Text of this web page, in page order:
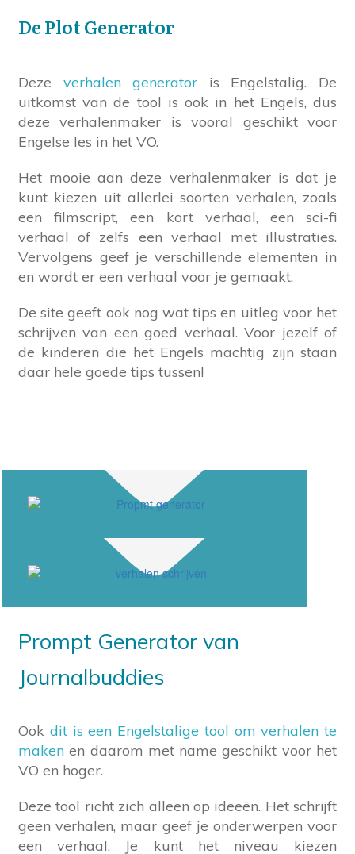
De Plot Generator
Deze verhalen generator is Engelstalig. De
uitkomst van de tool is ook in het Engels, dus
deze verhalenmaker is vooral geschikt voor
Engelse les in het VO.
Het mooie aan deze verhalenmaker is dat je
kunt kiezen uit allerlei soorten verhalen, zoals
een filmscript, een kort verhaal, een sci-fi
verhaal of zelfs een verhaal met illustraties.
Vervolgens geef je verschillende elementen in
en wordt er een verhaal voor je gemaakt.
De site geeft ook nog wat tips en uitleg voor het
schrijven van een goed verhaal. Voor jezelf of
de kinderen die het Engels machtig zijn staan
daar hele goede tips tussen!
Prompt Generator van
Journalbuddies
Ook dit is een Engelstalige tool om verhalen te
maken en daarom met name geschikt voor het
VO en hoger.
Deze tool richt zich alleen op ideeën. Het schrijft
geen verhalen, maar geef je onderwerpen voor
een verhaal. Je kunt het niveau kiezen